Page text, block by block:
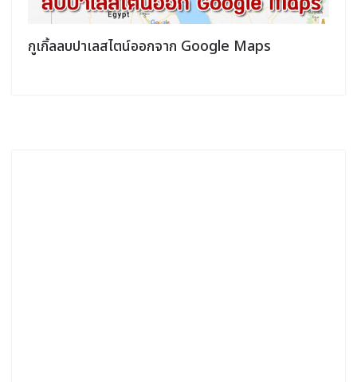
กูเกิ้ลลบปาเลสไตน์ออกจาก Google Maps